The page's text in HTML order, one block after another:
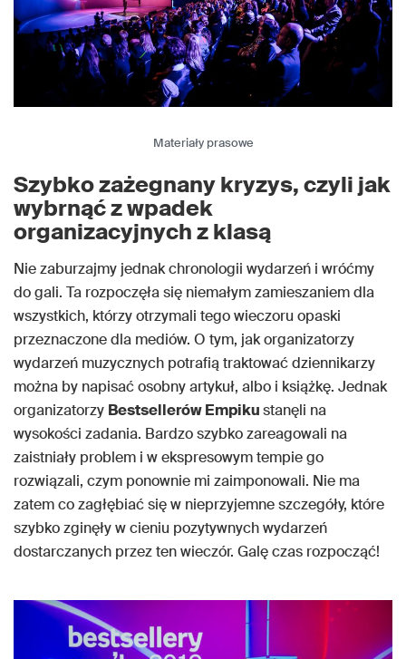
Materiały prasowe
Szybko zażegnany kryzys, czyli jak
wybrnąć z wpadek
organizacyjnych z klasą
Nie zaburzajmy jednak chronologii wydarzeń i wróćmy
do gali. Ta rozpoczęła się niemałym zamieszaniem dla
wszystkich, którzy otrzymali tego wieczoru opaski
przeznaczone dla mediów. O tym, jak organizatorzy
wydarzeń muzycznych potrafią traktować dziennikarzy
można by napisać osobny artykuł, albo i książkę. Jednak
organizatorzy Bestsellerów Empikustanęli na
wysokości zadania. Bardzo szybko zareagowali na
zaistniały problem i w ekspresowym tempie go
rozwiązali, czym ponownie mi zaimponowali. Nie ma
zatem co zagłębiać się w nieprzyjemne szczegóły, które
szybko zginęły w cieniu pozytywnych wydarzeń
dostarczanych przez ten wieczór. Galę czas rozpocząć!